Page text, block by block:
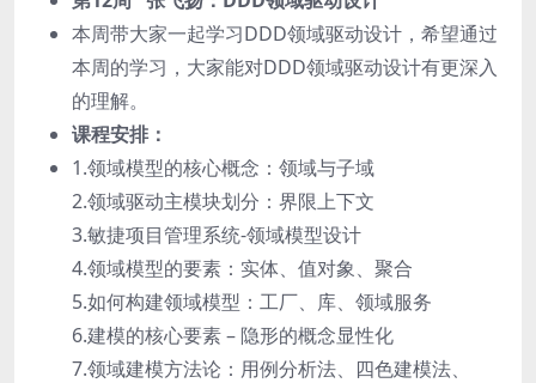
本周带大家一起学习DDD领域驱动设计，希望通过
本周的学习，大家能对DDD领域驱动设计有更深入
的理解。
课程安排：
1.领域模型的核心概念：领域与子域
2.领域驱动主模块划分：界限上下文
3.敏捷项目管理系统-领域模型设计
4.领域模型的要素：实体、值对象、聚合
5.如何构建领域模型：工厂、库、领域服务
6.建模的核心要素 – 隐形的概念显性化
7.领域建模方法论：用例分析法、四色建模法、